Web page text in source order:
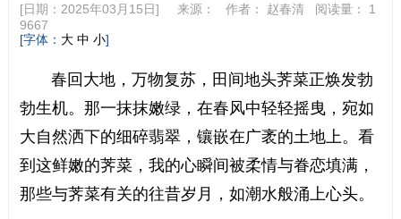
[日期：2025年03月15日] 来源： 作者： 赵春清 阅读量： 1
9667
[字体： 大 中 小]
春回大地，万物复苏，田间地头荠菜正焕发勃
勃生机。那一抹抹嫩绿，在春风中轻轻摇曳，宛如
大自然洒下的细碎翡翠，镶嵌在广袤的土地上。看
到这鲜嫩的荠菜，我的心瞬间被柔情与眷恋填满，
那些与荠菜有关的往昔岁月，如潮水般涌上心头。